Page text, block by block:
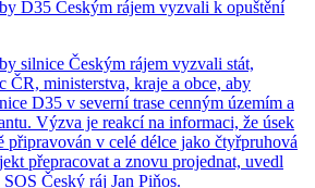
D35 Českým rájem vyzvali k opuštění
silnice Českým rájem vyzvali stát,
ČR, ministerstva, kraje a obce, aby
D35 v severní trase cenným územím a
Výzva je reakcí na informaci, že úsek
v celé délce jako čtyřpruhová
přepracovat a znovu projednat, uvedl
Český ráj Jan Piňos.